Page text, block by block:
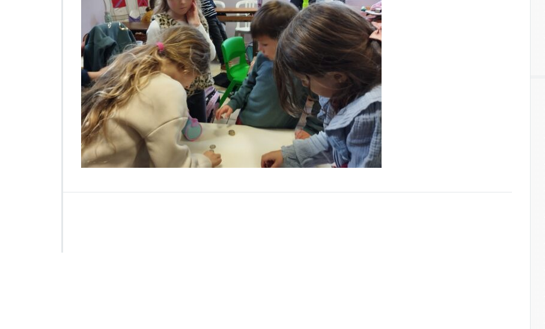
2
0
2
6
0
2
0
5
_
1
4